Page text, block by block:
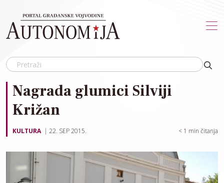
Nagrada glumici Silviji
Križan
KULTURA 22. SEP 2015. < 1 min čitanja